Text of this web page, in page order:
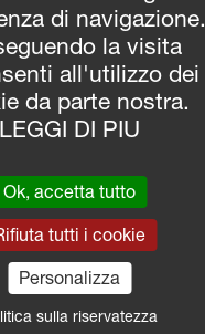
corpi. Extra comfort.
di navigazione.
la visita
all'utilizzo dei
da parte nostra.
LEGGI DI PIU
Ok, accetta tutto
tutti i cookie
Personalizza
sulla riservatezza